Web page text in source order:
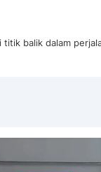
balik dalam